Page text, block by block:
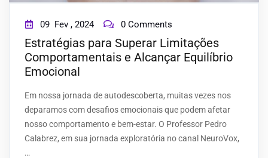
BLOG
CONTACT
09 Fev , 2024 0 Comments
Estratégias para Superar Limitações
Comportamentais e Alcançar Equilíbrio
Emocional
Em nossa jornada de autodescoberta, muitas vezes nos
deparamos com desafios emocionais que podem afetar
nosso comportamento e bem-estar. O Professor Pedro
Calabrez, em sua jornada exploratória no canal NeuroVox,
…